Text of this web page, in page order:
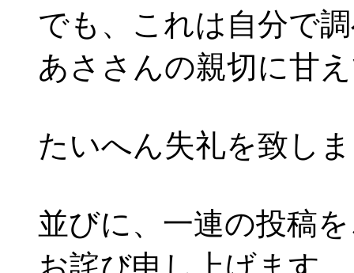
でも、これは自分で
あささんの親切に甘
たいへん失礼を致し
並びに、一連の投稿